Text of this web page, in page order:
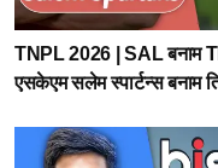
TNPL 2026 | SAL बनाम
एसकेएम सलेम स्पार्टन्स बनाम